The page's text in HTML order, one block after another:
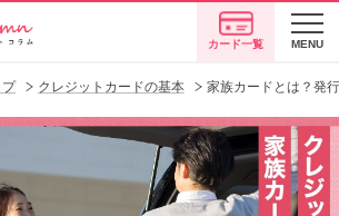
カード一覧 MENU
プ クレジットカードの基本 家族カードとは？発